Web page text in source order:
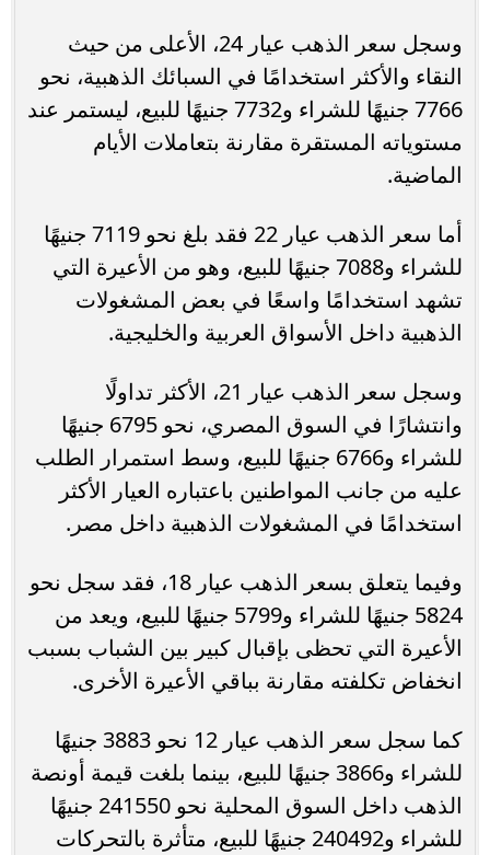
وسجل سعر الذهب عيار 24، الأعلى من حيث
النقاء والأكثر استخدامًا في السبائك الذهبية، نحو
7766 جنيهًا للشراء و7732 جنيهًا للبيع، ليستمر عند
مستوياته المستقرة مقارنة بتعاملات الأيام
الماضية.
أما سعر الذهب عيار 22 فقد بلغ نحو 7119 جنيهًا
للشراء و7088 جنيهًا للبيع، وهو من الأعيرة التي
تشهد استخدامًا واسعًا في بعض المشغولات
الذهبية داخل الأسواق العربية والخليجية.
وسجل سعر الذهب عيار 21، الأكثر تداولًا
وانتشارًا في السوق المصري، نحو 6795 جنيهًا
للشراء و6766 جنيهًا للبيع، وسط استمرار الطلب
عليه من جانب المواطنين باعتباره العيار الأكثر
استخدامًا في المشغولات الذهبية داخل مصر.
وفيما يتعلق بسعر الذهب عيار 18، فقد سجل نحو
5824 جنيهًا للشراء و5799 جنيهًا للبيع، ويعد من
الأعيرة التي تحظى بإقبال كبير بين الشباب بسبب
انخفاض تكلفته مقارنة بباقي الأعيرة الأخرى.
كما سجل سعر الذهب عيار 12 نحو 3883 جنيهًا
للشراء و3866 جنيهًا للبيع، بينما بلغت قيمة أونصة
الذهب داخل السوق المحلية نحو 241550 جنيهًا
للشراء و240492 جنيهًا للبيع، متأثرة بالتحركات